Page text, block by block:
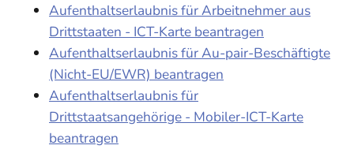
Aufenthaltserlaubnis für Arbeitnehmer aus
Drittstaaten - ICT-Karte beantragen
Aufenthaltserlaubnis für Au-pair-Beschäftigte
(Nicht-EU/EWR) beantragen
Aufenthaltserlaubnis für
Drittstaatsangehörige - Mobiler-ICT-Karte
beantragen